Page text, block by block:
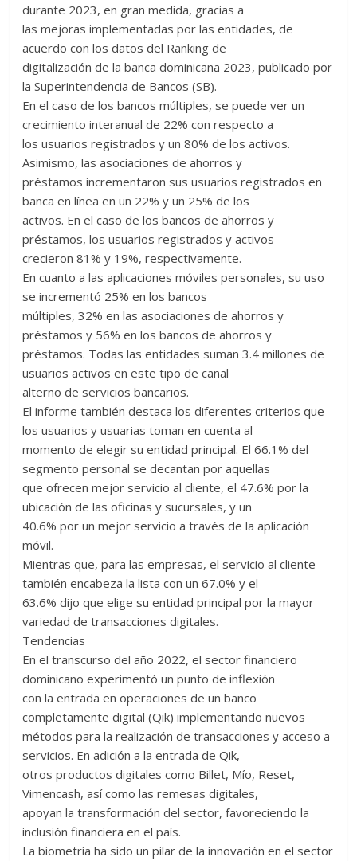
durante 2023, en gran medida, gracias a
las mejoras implementadas por las entidades, de
acuerdo con los datos del Ranking de
digitalización de la banca dominicana 2023, publicado por
la Superintendencia de Bancos (SB).
En el caso de los bancos múltiples, se puede ver un
crecimiento interanual de 22% con respecto a
los usuarios registrados y un 80% de los activos.
Asimismo, las asociaciones de ahorros y
préstamos incrementaron sus usuarios registrados en
banca en línea en un 22% y un 25% de los
activos. En el caso de los bancos de ahorros y
préstamos, los usuarios registrados y activos
crecieron 81% y 19%, respectivamente.
En cuanto a las aplicaciones móviles personales, su uso
se incrementó 25% en los bancos
múltiples, 32% en las asociaciones de ahorros y
préstamos y 56% en los bancos de ahorros y
préstamos. Todas las entidades suman 3.4 millones de
usuarios activos en este tipo de canal
alterno de servicios bancarios.
El informe también destaca los diferentes criterios que
los usuarios y usuarias toman en cuenta al
momento de elegir su entidad principal. El 66.1% del
segmento personal se decantan por aquellas
que ofrecen mejor servicio al cliente, el 47.6% por la
ubicación de las oficinas y sucursales, y un
40.6% por un mejor servicio a través de la aplicación
móvil.
Mientras que, para las empresas, el servicio al cliente
también encabeza la lista con un 67.0% y el
63.6% dijo que elige su entidad principal por la mayor
variedad de transacciones digitales.
Tendencias
En el transcurso del año 2022, el sector financiero
dominicano experimentó un punto de inflexión
con la entrada en operaciones de un banco
completamente digital (Qik) implementando nuevos
métodos para la realización de transacciones y acceso a
servicios. En adición a la entrada de Qik,
otros productos digitales como Billet, Mío, Reset,
Vimencash, así como las remesas digitales,
apoyan la transformación del sector, favoreciendo la
inclusión financiera en el país.
La biometría ha sido un pilar de la innovación en el sector